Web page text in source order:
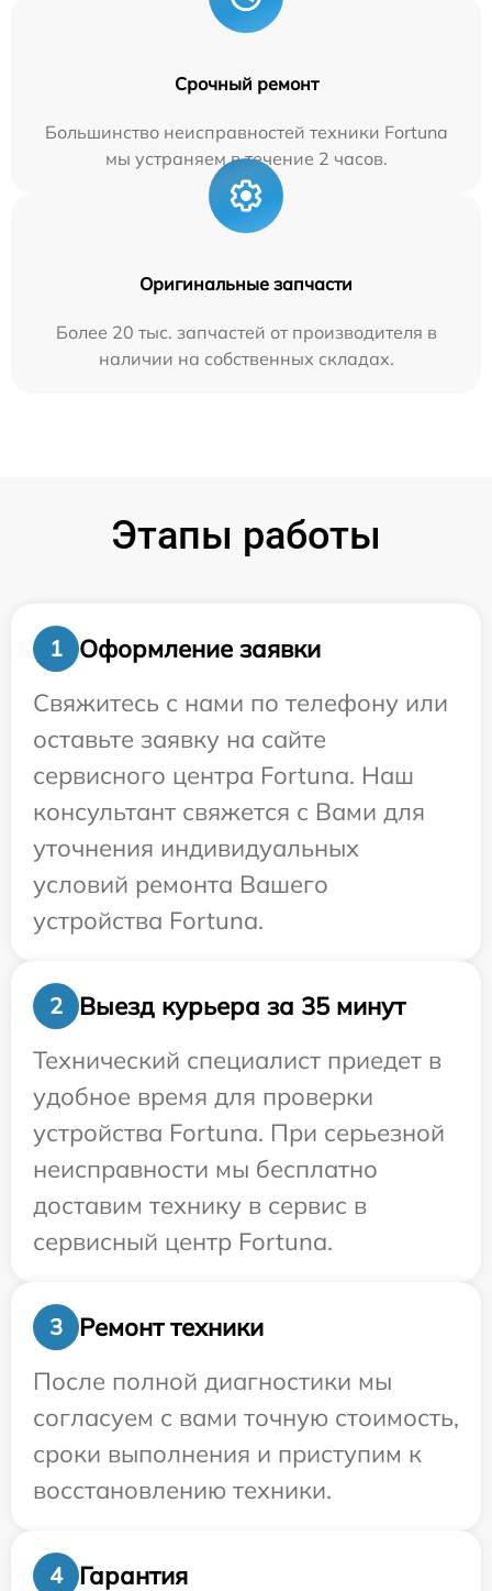
Срочный ремонт
Большинство неисправностей техники Fortuna
мы устраняем в течение 2 часов.
Оригинальные запчасти
Более 20 тыс. запчастей от производителя в
наличии на собственных складах.
Этапы работы
1
Оформление заявки
Свяжитесь с нами по телефону или
оставьте заявку на сайте
сервисного центра Fortuna. Наш
консультант свяжется с Вами для
уточнения индивидуальных
условий ремонта Вашего
устройства Fortuna.
2
Выезд курьера за 35 минут
Технический специалист приедет в
удобное время для проверки
устройства Fortuna. При серьезной
неисправности мы бесплатно
доставим технику в сервис в
сервисный центр Fortuna.
3
Ремонт техники
После полной диагностики мы
согласуем с вами точную стоимость,
сроки выполнения и приступим к
восстановлению техники.
4 Гарантия